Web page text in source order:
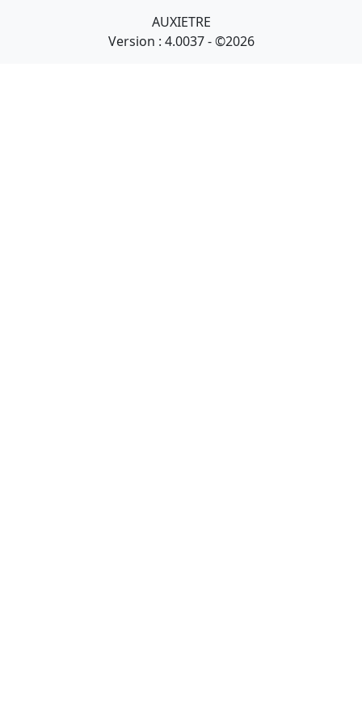
AUXIETRE
Version : 4.0037 - ©2026